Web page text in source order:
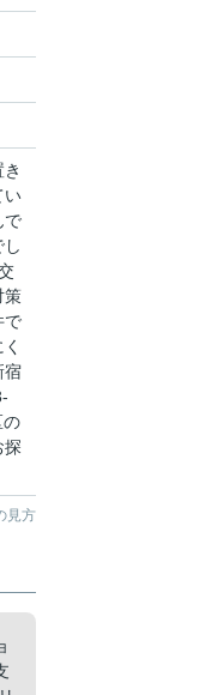
い
で
策
で
宿
の
探
見方